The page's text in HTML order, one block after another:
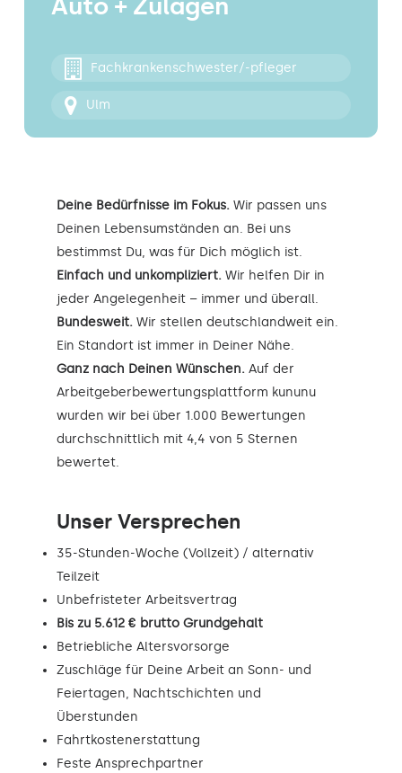
Kontakt
Auto + Zulagen
Fachkrankenschwester/-pfleger
Ulm
Deine Bedürfnisse im Fokus. Wir passen uns
Deinen Lebensumständen an. Bei uns
bestimmst Du, was für Dich möglich ist.
Einfach und unkompliziert. Wir helfen Dir in
jeder Angelegenheit – immer und überall.
Bundesweit. Wir stellen deutschlandweit ein.
Ein Standort ist immer in Deiner Nähe.
Ganz nach Deinen Wünschen. Auf der
Arbeitgeberbewertungsplattform kununu
wurden wir bei über 1.000 Bewertungen
durchschnittlich mit 4,4 von 5 Sternen
bewertet.
Unser Versprechen
35-Stunden-Woche (Vollzeit) / alternativ
Teilzeit
Unbefristeter Arbeitsvertrag
Bis zu 5.612 € brutto Grundgehalt
Betriebliche Altersvorsorge
Zuschläge für Deine Arbeit an Sonn- und
Feiertagen, Nachtschichten und
Überstunden
Fahrtkostenerstattung
Feste Ansprechpartner